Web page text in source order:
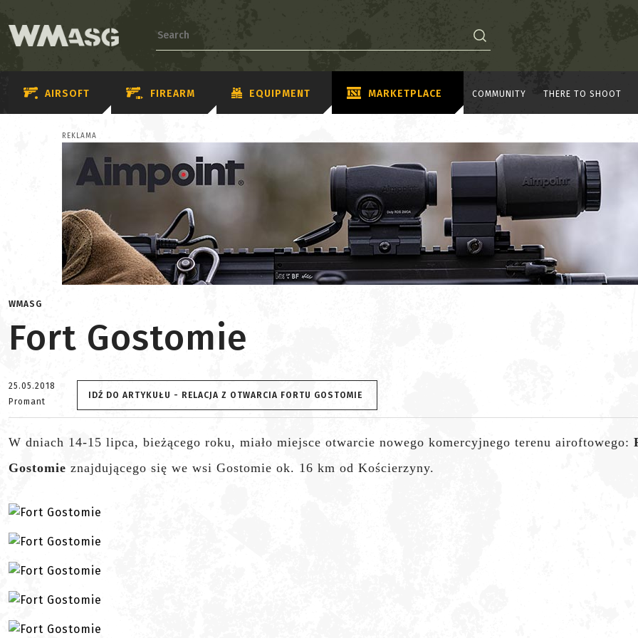
AIRSOFT FIREARM EQUIPMENT MARKETPLACE COMMUNITY THERE TO SHOOT
REKLAMA
WMASG
Fort Gostomie
25.05.2018
Promant
IDŹ DO ARTYKUŁU - RELACJA Z OTWARCIA FORTU GOSTOMIE
W dniach 14-15 lipca, bieżącego roku, miało miejsce otwarcie nowego komercyjnego terenu airoftowego:
Gostomie znajdującego się we wsi Gostomie ok. 16 km od Kościerzyny.